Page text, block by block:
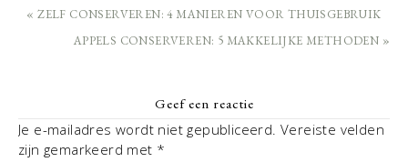
« ZELF CONSERVEREN: 4 MANIEREN VOOR THUISGEBRUIK
APPELS CONSERVEREN: 5 MAKKELIJKE METHODEN »
Geef een reactie
Je e-mailadres wordt niet gepubliceerd. Vereiste velden
zijn gemarkeerd met *